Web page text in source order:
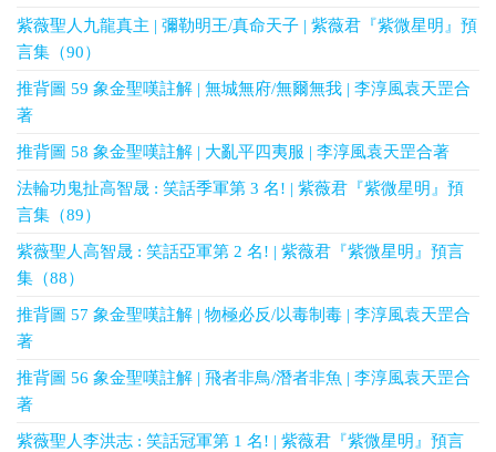
紫薇聖人九龍真主 | 彌勒明王/真命天子 | 紫薇君『紫微星明』預
言集（90）
推背圖 59 象金聖嘆註解 | 無城無府/無爾無我 | 李淳風袁天罡合
著
推背圖 58 象金聖嘆註解 | 大亂平四夷服 | 李淳風袁天罡合著
法輪功鬼扯高智晟 : 笑話季軍第 3 名! | 紫薇君『紫微星明』預
言集（89）
紫薇聖人高智晟 : 笑話亞軍第 2 名! | 紫薇君『紫微星明』預言
集（88）
推背圖 57 象金聖嘆註解 | 物極必反/以毒制毒 | 李淳風袁天罡合
著
推背圖 56 象金聖嘆註解 | 飛者非鳥/潛者非魚 | 李淳風袁天罡合
著
紫薇聖人李洪志 : 笑話冠軍第 1 名! | 紫薇君『紫微星明』預言